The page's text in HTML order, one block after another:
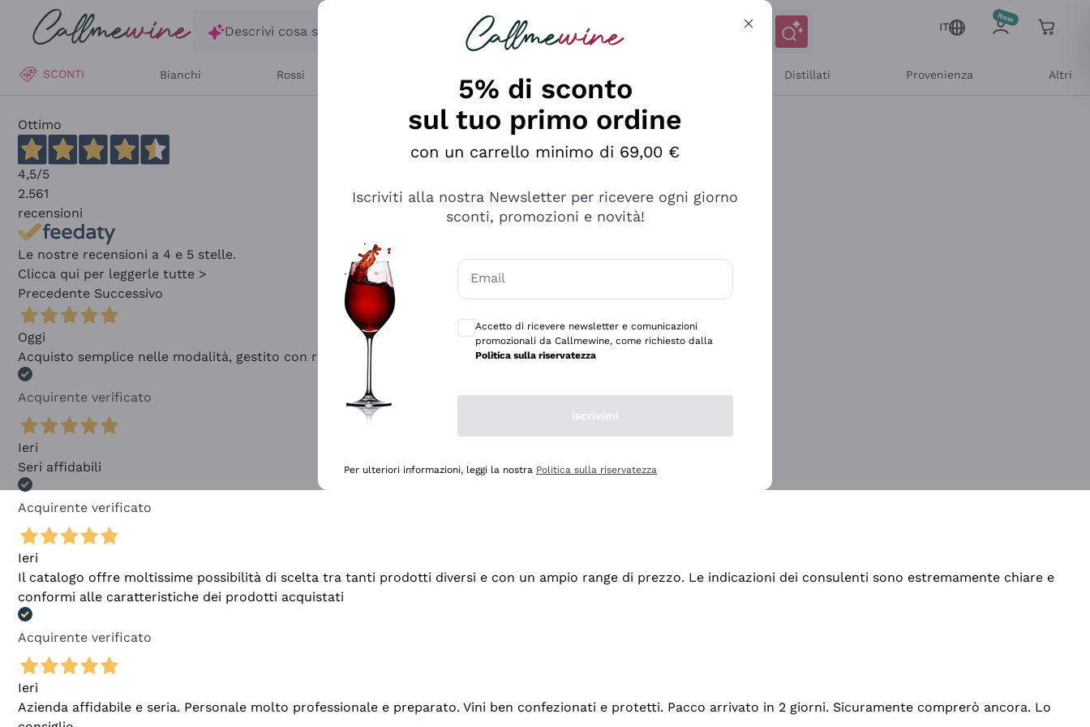
Salta al contenuto principale
Descrivi cosa stai cercando
IT
SCONTI Bianchi Rossi Distillati Provenienza Altri
Ottimo
4,5/5
2.561
recensioni
Le nostre recensioni a 4 e 5 stelle.
Clicca qui per leggerle tutte >
Precedente Successivo
Oggi
Acquisto semplice nelle modalità, gestito con rapidità e professionalità
Acquirente verificato
Ieri
Seri affidabili
Acquirente verificato
Ieri
Il catalogo offre moltissime possibilità di scelta tra tanti prodotti diversi e con un ampio range di prezzo. Le indicazioni dei consulenti sono estremamente chiare e
conformi alle caratteristiche dei prodotti acquistati
Acquirente verificato
Ieri
Azienda affidabile e seria. Personale molto professionale e preparato. Vini ben confezionati e protetti. Pacco arrivato in 2 giorni. Sicuramente comprerò ancora. Lo
5% di sconto
sul tuo primo ordine
con un carrello minimo di 69,00 €
Iscriviti alla nostra Newsletter per ricevere ogni giorno
sconti, promozioni e novità!
Email
Accetto di ricevere newsletter e comunicazioni
promozionali da Callmewine, come richiesto dalla
Politica sulla riservatezza
Iscrivimi
Per ulteriori informazioni, leggi la nostra Politica sulla riservatezza